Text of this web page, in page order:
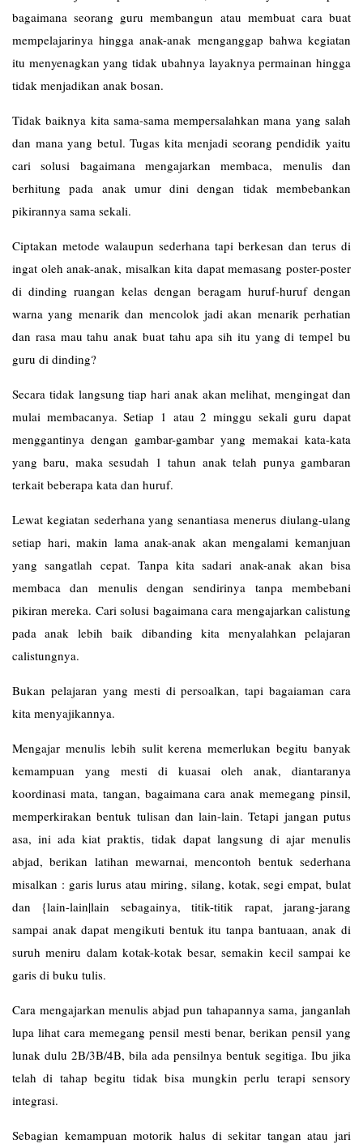
bagaimana seorang guru membangun atau membuat cara buat
mempelajarinya hingga anak-anak menganggap bahwa kegiatan
itu menyenagkan yang tidak ubahnya layaknya permainan hingga
tidak menjadikan anak bosan.
Tidak baiknya kita sama-sama mempersalahkan mana yang salah
dan mana yang betul. Tugas kita menjadi seorang pendidik yaitu
cari solusi bagaimana mengajarkan membaca, menulis dan
berhitung pada anak umur dini dengan tidak membebankan
pikirannya sama sekali.
Ciptakan metode walaupun sederhana tapi berkesan dan terus di
ingat oleh anak-anak, misalkan kita dapat memasang poster-poster
di dinding ruangan kelas dengan beragam huruf-huruf dengan
warna yang menarik dan mencolok jadi akan menarik perhatian
dan rasa mau tahu anak buat tahu apa sih itu yang di tempel bu
guru di dinding?
Secara tidak langsung tiap hari anak akan melihat, mengingat dan
mulai membacanya. Setiap 1 atau 2 minggu sekali guru dapat
menggantinya dengan gambar-gambar yang memakai kata-kata
yang baru, maka sesudah 1 tahun anak telah punya gambaran
terkait beberapa kata dan huruf.
Lewat kegiatan sederhana yang senantiasa menerus diulang-ulang
setiap hari, makin lama anak-anak akan mengalami kemanjuan
yang sangatlah cepat. Tanpa kita sadari anak-anak akan bisa
membaca dan menulis dengan sendirinya tanpa membebani
pikiran mereka. Cari solusi bagaimana cara mengajarkan calistung
pada anak lebih baik dibanding kita menyalahkan pelajaran
calistungnya.
Bukan pelajaran yang mesti di persoalkan, tapi bagaiaman cara
kita menyajikannya.
Mengajar menulis lebih sulit kerena memerlukan begitu banyak
kemampuan yang mesti di kuasai oleh anak, diantaranya
koordinasi mata, tangan, bagaimana cara anak memegang pinsil,
memperkirakan bentuk tulisan dan lain-lain. Tetapi jangan putus
asa, ini ada kiat praktis, tidak dapat langsung di ajar menulis
abjad, berikan latihan mewarnai, mencontoh bentuk sederhana
misalkan : garis lurus atau miring, silang, kotak, segi empat, bulat
dan {lain-lain|lain sebagainya, titik-titik rapat, jarang-jarang
sampai anak dapat mengikuti bentuk itu tanpa bantuaan, anak di
suruh meniru dalam kotak-kotak besar, semakin kecil sampai ke
garis di buku tulis.
Cara mengajarkan menulis abjad pun tahapannya sama, janganlah
lupa lihat cara memegang pensil mesti benar, berikan pensil yang
lunak dulu 2B/3B/4B, bila ada pensilnya bentuk segitiga. Ibu jika
telah di tahap begitu tidak bisa mungkin perlu terapi sensory
integrasi.
Sebagian kemampuan motorik halus di sekitar tangan atau jari